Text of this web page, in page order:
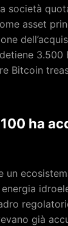
società
asset
3.500
Bitcoin
ha
un
già